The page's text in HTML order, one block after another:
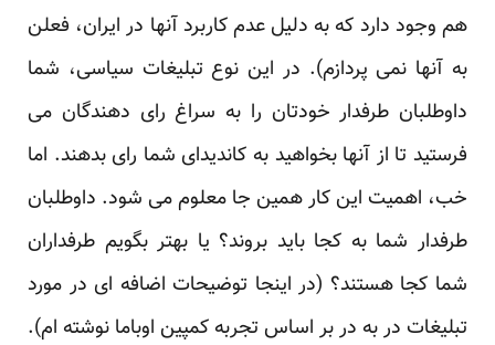
هم وجود دارد که به دلیل عدم کاربرد آنها در ایران، فعلن
به آنها نمی پردازم). در این نوع تبلیغات سیاسی، شما
داوطلبان طرفدار خودتان را به سراغ رای دهندگان می
فرستید تا از آنها بخواهید به کاندیدای شما رای بدهند. اما
خب، اهمیت این کار همین جا معلوم می شود. داوطلبان
طرفدار شما به کجا باید بروند؟ یا بهتر بگویم طرفداران
شما کجا هستند؟ (در اینجا توضیحات اضافه ای در مورد
تبلیغات در به دربر اساس تجربه کمپین اوباما نوشته ام).